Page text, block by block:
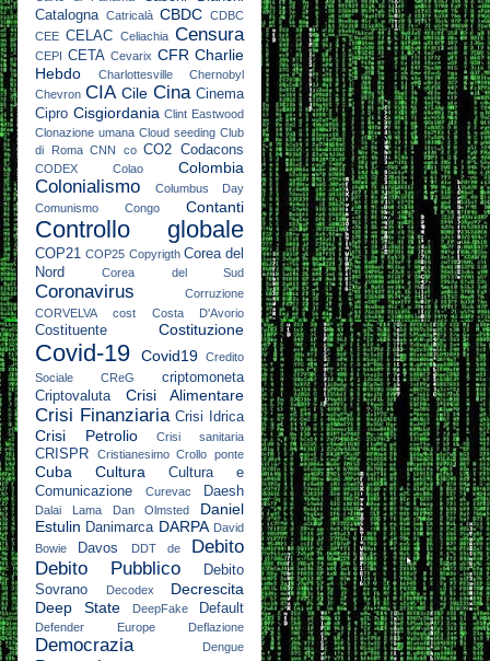
Catalogna Catricalà CBDC CDBC
CEE CELAC Celiachia Censura
CEPI CETA Cevarix CFR Charlie
Hebdo
Charlottesville
Chernobyl
Chevron CIA Cile Cina Cinema
Cipro Cisgiordania Clint Eastwood
Clonazione umana Cloud seeding Club
di Roma CNN co CO2 Codacons
CODEX Colao Colombia
Colonialismo
Columbus Day
Comunismo
Congo Contanti
Controllo globale
COP21 COP25 Copyrigth Corea del
Nord
Corea del Sud
Coronavirus
Corruzione
CORVELVA
cost Costa D'Avorio
Costituente Costituzione
Covid-19 Covid19
Credito
Sociale
CReG
criptomoneta
Criptovaluta
Crisi Alimentare
Crisi Finanziaria Crisi Idrica
Crisi Petrolio Crisi sanitaria
CRISPR Cristianesimo Crollo ponte
Cuba Cultura
Cultura e
Comunicazione
Curevac Daesh
Dalai Lama Dan Olmsted
Daniel
Estulin Danimarca DARPA David
Bowie
Davos DDT de
Debito
Debito Pubblico
Debito
Sovrano
Decodex
Decrescita
Deep State
DeepFake Default
Defender Europe Deflazione
Democrazia Dengue